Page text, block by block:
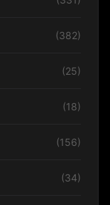
(382)
(25)
(18)
(156)
(34)